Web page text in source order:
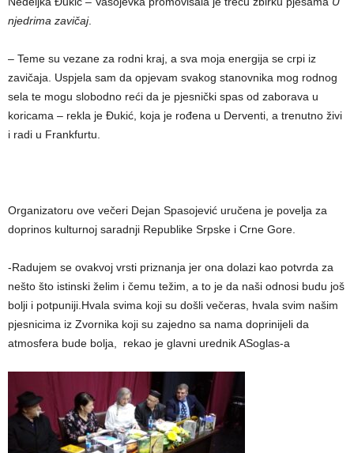
njedrima zavičaj.
– Teme su vezane za rodni kraj, a sva moja energija se crpi iz
zavičaja. Uspjela sam da opjevam svakog stanovnika mog rodnog
sela te mogu slobodno reći da je pjesnički spas od zaborava u
koricama – rekla je Đukić, koja je rođena u Derventi, a trenutno živi
i radi u Frankfurtu.
Organizatoru ove večeri Dejan Spasojević uručena je povelja za
doprinos kulturnoj saradnji Republike Srpske i Crne Gore.
-Radujem se ovakvoj vrsti priznanja jer ona dolazi kao potvrda za
nešto što istinski želim i čemu težim, a to je da naši odnosi budu još
bolji i potpuniji.Hvala svima koji su došli večeras, hvala svim našim
pjesnicima iz Zvornika koji su zajedno sa nama doprinijeli da
atmosfera bude bolja, rekao je glavni urednik ASoglas-a